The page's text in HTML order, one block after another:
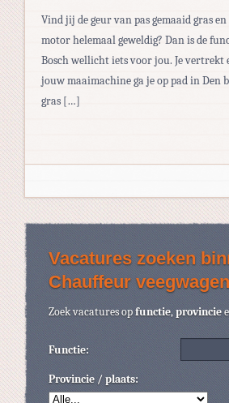
Vind jij de geur van pas gemaaid gras
motor helemaal geweldig? Dan is de
Bosch wellicht iets voor jou. Je vertrekt
jouw maaimachine ga je op pad in Den
gras […]
Vacatures zoeken
Chauffeur veegwagen
Zoek vacatures opfunctie,provincie
Functie:
Provincie / plaats: